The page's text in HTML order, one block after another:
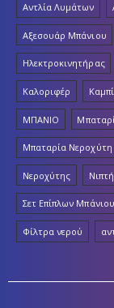
Αντλία Λυμάτων
Αξεσουάρ Μπάνιου
Ηλεκτροκινητήρας
Καλοριφέρ
ΜΠΑΝΙΟ
Μπαταρία Νεροχύτη
Νεροχύτης
Σετ Επίπλων Μπάνιου
Φίλτρα νερού